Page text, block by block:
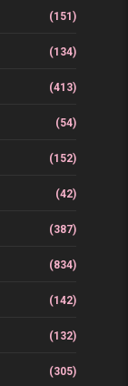
(151)
(134)
(413)
(54)
(152)
(42)
(387)
(834)
(142)
(132)
(305)